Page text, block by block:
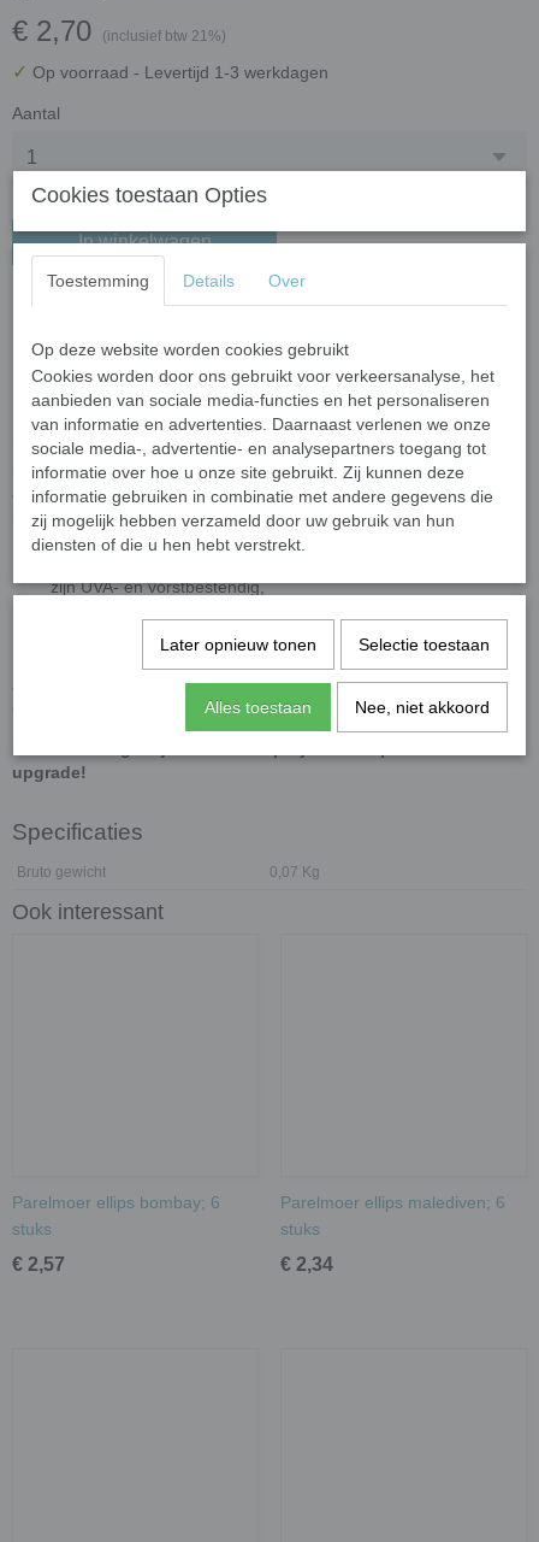
€ 2,70 (inclusief btw 21%)
✓ Op voorraad - Levertijd 1-3 werkdagen
Aantal
In winkelwagen
Parelmoer ellips metallic
mozaïeksteentjes – goud
Breng kleur en elegantie in je mozaïekprojecten met deze luxe glas
mozaïeksteentjes! Deze steentjes zijn voorzien van een prachtige
metallic kleurlaag aan de achterkant en een parelmoer afwerking
aan de bovenkant, waardoor ze een sprankelend en helder effect
krijgen.
zijn UVA- en vorstbestendig,
– 20 x 48 mm,
Stevige en duurzame mozaïeksteentjes met een luxe
Laat je creativiteit de vrije loop.
upgrade!
Specificaties
Bruto gewicht 0,07 Kg
Ook interessant
Parelmoer ellips bombay; 6
stuks
€ 2,57
Parelmoer ellips malediven; 6
stuks
€ 2,34
Cookies toestaan Opties
Toestemming Details Over
Op deze website worden cookies gebruikt
Cookies worden door ons gebruikt voor verkeersanalyse, het
aanbieden van sociale media-functies en het personaliseren
van informatie en advertenties. Daarnaast verlenen we onze
sociale media-, advertentie- en analysepartners toegang tot
informatie over hoe u onze site gebruikt. Zij kunnen deze
informatie gebruiken in combinatie met andere gegevens die
zij mogelijk hebben verzameld door uw gebruik van hun
diensten of die u hen hebt verstrekt.
Later opnieuw tonen Selectie toestaan
Alles toestaan Nee, niet akkoord